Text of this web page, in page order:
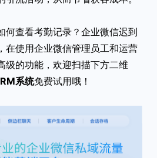
何查看考勤记录？企业微信迟到
在使用企业微信管理员工和运营
级的功能，欢迎扫描下方二维
系统免费试用哦！